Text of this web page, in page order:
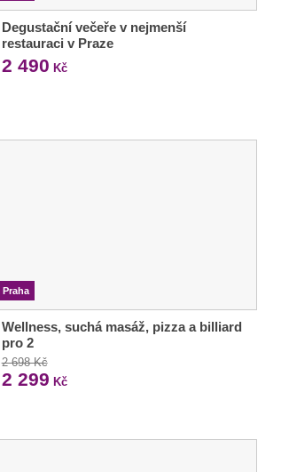
Degustační večeře v nejmenší
restauraci v Praze
2 490 Kč
Praha
Wellness, suchá masáž, pizza a billiard
pro 2
2 698 Kč
2 299 Kč